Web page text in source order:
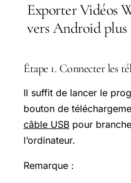
Exporter Vidéos
vers Android
Étape 1. Connecter les
Il suffit de lancer le
bouton de
câble USB pour
l’ordinateur.
Remarque :